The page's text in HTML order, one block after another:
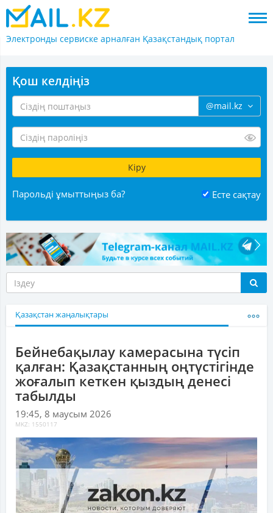
Электронды сервиске арналған Қазақстандық портал
Қош келдіңіз
@mail.kz
Парольді ұмыттыңыз ба? Есте сақтау
Қазақстан жаңалықтары
Бейнебақылау камерасына түсіп
қалған: Қазақстанның оңтүстігінде
жоғалып кеткен қыздың денесі
табылды
19:45, 8 маусым 2026
MKZ: 1550117